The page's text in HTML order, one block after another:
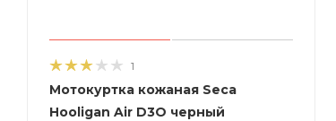
1
Мотокуртка кожаная Seca
Hooligan Air D3O черный